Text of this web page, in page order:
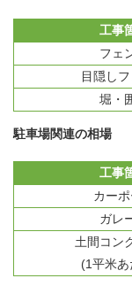
工事
フェ
目隠し
堀・
駐車場関連の相場
工事
カーポ
ガレ
土間コン
(1平米あ